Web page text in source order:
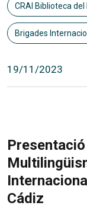
CRAI Biblioteca
Brigades
19/11/2023
Cádiz